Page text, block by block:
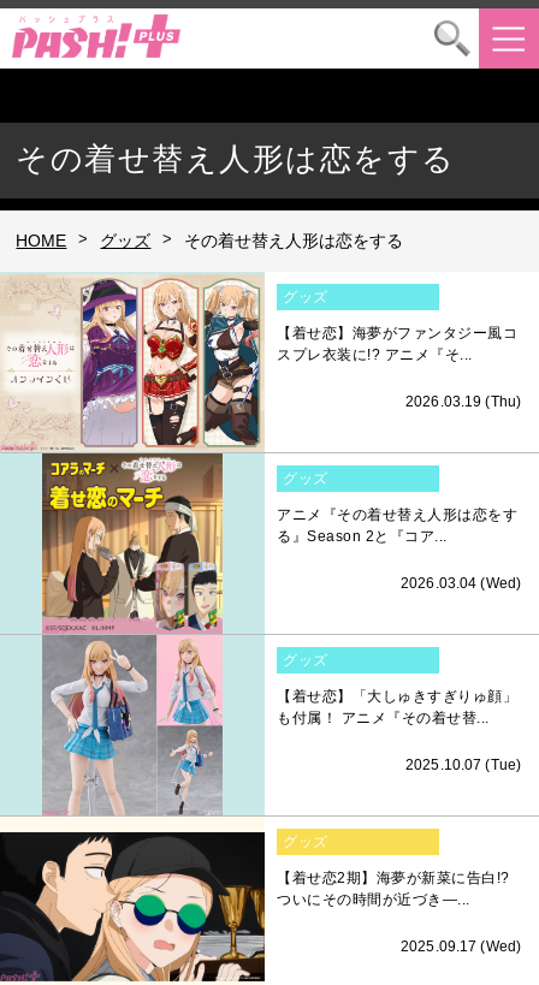
その着せ替え人形は恋をする
HOME > グッズ > その着せ替え人形は恋をする
グッズ
【着せ恋】海夢がファンタジー風コ
スプレ衣装に!? アニメ『そ...
2026.03.19 (Thu)
グッズ
アニメ『その着せ替え人形は恋をす
る』Season 2と『コア...
2026.03.04 (Wed)
グッズ
【着せ恋】「大しゅきすぎりゅ顔」
も付属！ アニメ『その着せ替...
2025.10.07 (Tue)
グッズ
【着せ恋2期】海夢が新菜に告白!?
ついにその時間が近づき―...
2025.09.17 (Wed)